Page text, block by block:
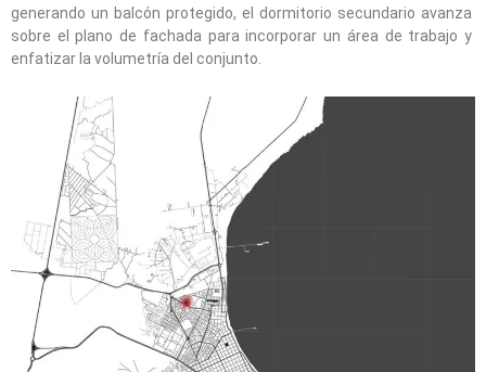
generando un balcón protegido, el dormitorio secundario avanza
sobre el plano de fachada para incorporar un área de trabajo y
enfatizar la volumetría del conjunto.